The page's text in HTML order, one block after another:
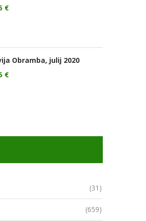
€
Obramba, julij 2020
€
(31)
(659)